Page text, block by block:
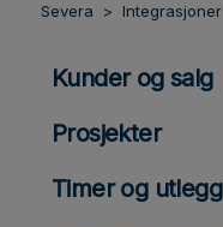
Severa Integrasjoner
Kunder og salg
Prosjekter
Timer og utlegg